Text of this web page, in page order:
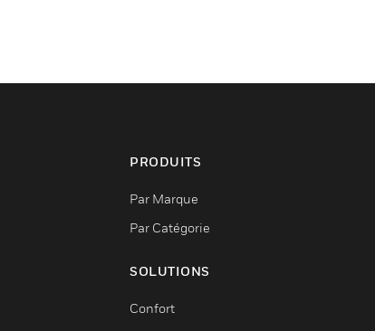
PRODUITS
Par Marque
Par Catégorie
SOLUTIONS
Confort